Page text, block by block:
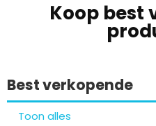
Koop best
Best verkopende
Toon alles